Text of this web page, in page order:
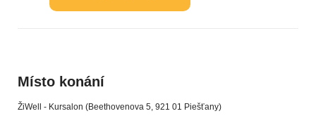
Místo konání
ŽiWell - Kursalon (Beethovenova 5, 921 01 Piešťany)